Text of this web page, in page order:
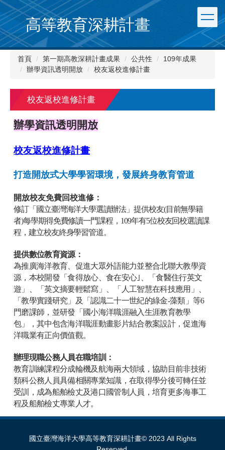
跳
到
主
要
內
高等教育深耕計畫
首頁 第一期高教深耕計畫成果 公共性
109年成果
辦學資訊透明開放
校友返校進修計畫
校友返校進修計畫
辦學資訊透明開放
校友返校進修計畫
打造開放式大學學習環境，發展終身教育管道
開放校友免費回校進修：
修訂「國立臺灣海洋大學選讀辦法」提供校友(目前無學籍
者)每學期得免費修讀一門課程， 109年有5位校友回校選讀課
程，建立校友終身學習管道。
提供數位教育資源：
為推廣海洋教育、促進大眾外語能力並整合北聯大教學資
源，本校開發「食得放心、食在安心｣、「食醫住行英文
遊」、「英文摘要輕鬆寫」、「人工智慧在科技應用」、
「教學實踐研究」及「認識二十一世紀的綠金-藻類」等6
門磨課師，並研發「國小海洋職涯融入生涯教育教學
包」，其中包含海洋職涯動畫影片結合教案設計，促進海
洋職業有正向價值觀。
辦理現職公務人員在職培訓：
教育訓練課程分成輪機及航海兩大領域，協助目前非技術
類科公務人員具備相關專業知識，在取得學分後可轉任並
受訓，成為船舶檢丈及港口國管制人員，培育更多海事工
程及船舶檢丈專業人才。
國立臺灣海洋大學高等教育深耕計畫© 2023 All Rights